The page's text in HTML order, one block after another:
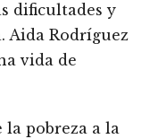
dificultades y
Aida Rodríguez
vida de
la pobreza a la